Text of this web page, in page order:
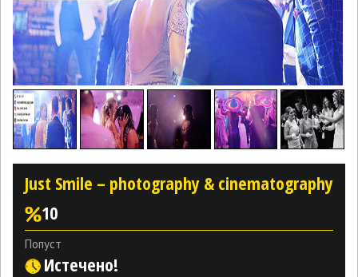
Just Smile – photography & cinematography
10
Попуст
Истечено!